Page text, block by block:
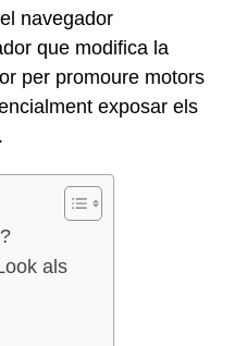
navegador
que modifica la
per promoure motors
exposar els
als